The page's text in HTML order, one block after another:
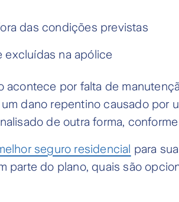
das condições previstas
excluídas na apólice
acontece por falta de
dano repentino causado por
de outra forma,
seguro residencial para
parte do plano, quais são